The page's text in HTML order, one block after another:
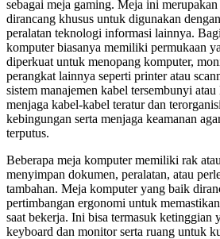
sebagai meja gaming. Meja ini
dirancang khusus untuk digunakan
peralatan teknologi informasi lainnya.
komputer biasanya memiliki permukaan
diperkuat untuk menopang komputer,
perangkat lainnya seperti printer atau
sistem manajemen kabel tersembunyi
menjaga kabel-kabel teratur dan
kebingungan serta menjaga keamanan
terputus.
Beberapa meja komputer memiliki rak
menyimpan dokumen, peralatan, atau
tambahan. Meja komputer yang baik
pertimbangan ergonomi untuk
saat bekerja. Ini bisa termasuk ketinggian
keyboard dan monitor serta ruang untuk